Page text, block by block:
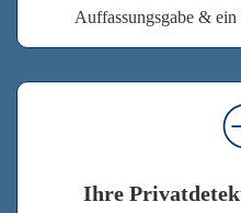
Auffassungsgabe &
Ihre